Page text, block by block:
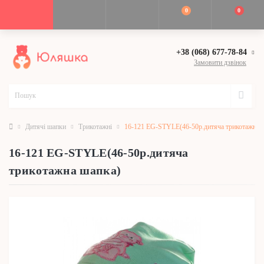
0 0
+38 (068) 677-78-84
Замовити дзвінок
Дитячі шапки Трикотажні 16-121 EG-STYLE(46-50р.дитяча трикотажна
16-121 EG-STYLE(46-50р.дитяча
трикотажна шапка)